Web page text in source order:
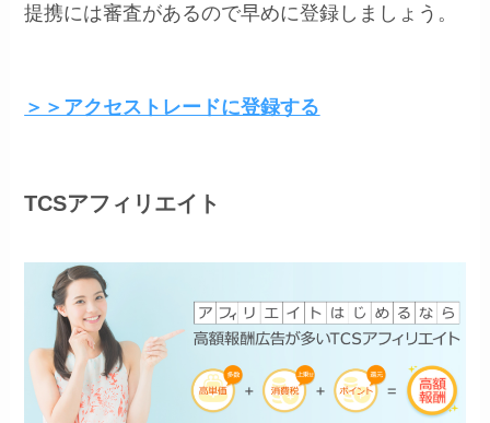
提携には審査があるので早めに登録しましょう。
＞＞アクセストレードに登録する
TCSアフィリエイト